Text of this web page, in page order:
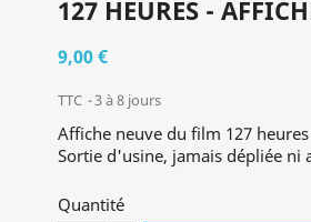
127 HEURES -
9,00 €
TTC 3 à 8 jours
Affiche neuve du film 127
Sortie d'usine, jamais dépliée ni
Quantité